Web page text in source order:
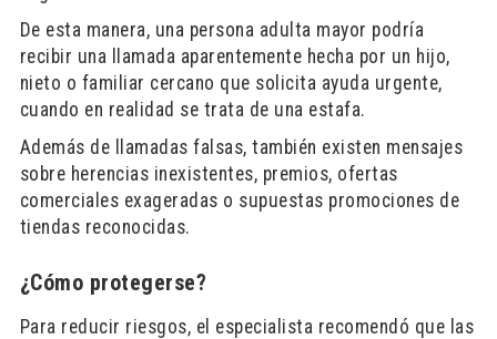
De esta manera, una persona adulta mayor podría
recibir una llamada aparentemente hecha por un hijo,
nieto o familiar cercano que solicita ayuda urgente,
cuando en realidad se trata de una estafa.
Además de llamadas falsas, también existen mensajes
sobre herencias inexistentes, premios, ofertas
comerciales exageradas o supuestas promociones de
tiendas reconocidas.
¿Cómo protegerse?
Para reducir riesgos, el especialista recomendó que las